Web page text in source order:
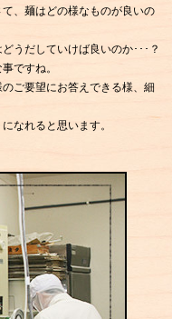
、麺はどの様なものが良いの
うだしていけば良いのか･･･？
ですね。
ご要望にお答えできる様、細
なれると思います。